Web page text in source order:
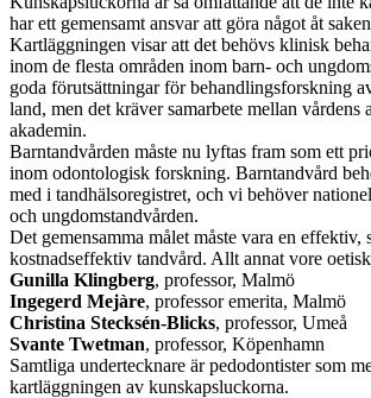
har ett gemensamt ansvar att göra något åt
Kartläggningen visar att det behövs klinisk
inom de flesta områden inom barn- och
goda förutsättningar för behandlingsforskning
land, men det kräver samarbete mellan vårdens
akademin.
Barntandvården måste nu lyftas fram som ett
inom odontologisk forskning. Barntandvård
med i tandhälsoregistret, och vi behöver
och ungdomstandvården.
Det gemensamma målet måste vara en effektiv,
kostnadseffektiv tandvård. Allt annat vore
Gunilla Klingberg, professor, Malmö
Ingegerd Mejàre, professor emerita, Malmö
Christina Stecksén-Blicks, professor, Umeå
Svante Twetman, professor, Köpenhamn
Samtliga undertecknare är pedodontister som
kartläggningen av kunskapsluckorna.